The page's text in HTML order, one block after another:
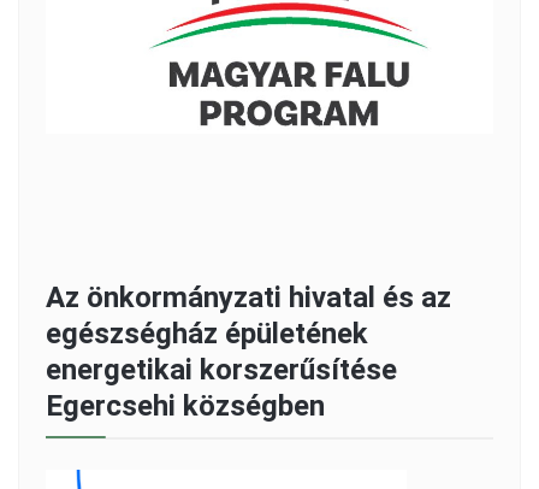
Az önkormányzati hivatal és az
egészségház épületének
energetikai korszerűsítése
Egercsehi községben